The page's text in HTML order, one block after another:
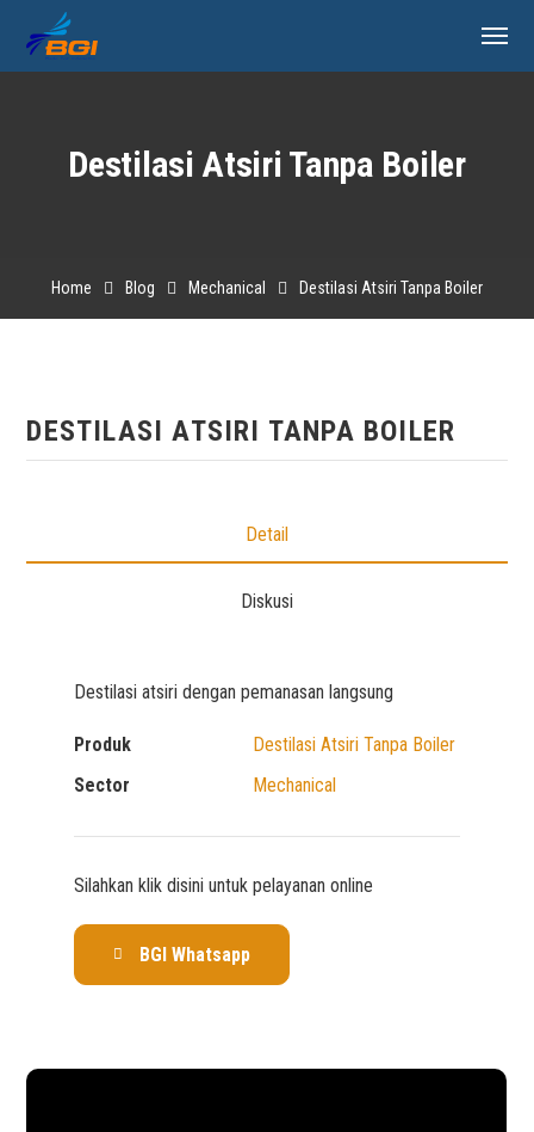
Destilasi Atsiri Tanpa Boiler
Home Blog Mechanical Destilasi Atsiri Tanpa Boiler
DESTILASI ATSIRI TANPA BOILER
Detail
Diskusi
Destilasi atsiri dengan pemanasan langsung
Produk
Destilasi Atsiri Tanpa Boiler
Sector
Mechanical
Silahkan klik disini untuk pelayanan online
BGI Whatsapp